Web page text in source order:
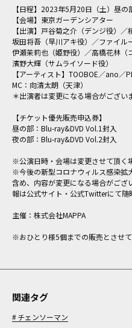
【日程】2023年5月20日（土）昼の
【会場】東京ガーデンシアター
【出演】戸谷菊之介（デンジ役）／
坂田将吾（早川アキ役）／ファイル
伊瀬茉莉也（姫野役）／高橋花林（
濱野大輝（サムライソード役）
【アーティスト】TOOBOE／ano／
MC：向清太朗（天津）
＊出演者は変更になる場合がござい
【チケット優先販売申込券】
昼の部：Blu-ray&DVD Vol.1封入
夜の部：Blu-ray&DVD Vol.2封入
※公演日時・会場は変更させて頂く
※今後の新型コロナウィルス感染拡
含め、内容が変更になる場合がござ
報は公式サイト・公式Twitterにて随
主催：株式会社MAPPA
※おひとり様5個までの販売とさせて
関連タグ
チェンソーマン